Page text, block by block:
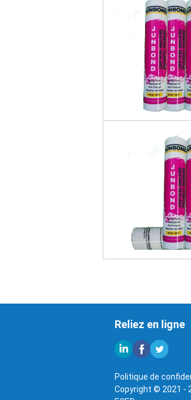
Reliez en ligne
Politique de
Copyright © 2021 -